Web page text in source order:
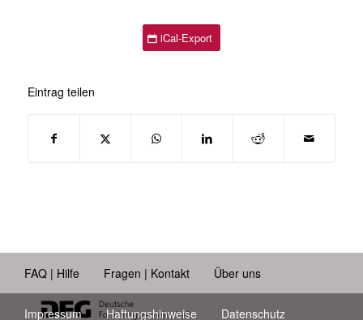
iCal-Export
Eintrag teilen
FAQ | Hilfe Fragen | Kontakt Über uns
Impressum Haftungshinweise Datenschutz